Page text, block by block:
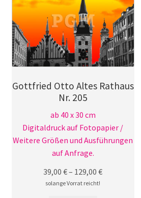
Optionen
können
auf
der
Produktseite
werden
Gottfried Otto Altes Rathaus
Nr. 205
ab 40 x 30 cm
Digitaldruck auf Fotopapier /
Weitere Größen und Ausführungen
auf Anfrage.
39,00€– 129,00€
solange Vorrat reicht!